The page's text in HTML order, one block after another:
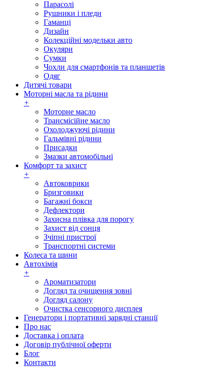
Парасолі
Рушники і пледи
Гаманці
Дизайн
Колекційні модельки авто
Окуляри
Сумки
Чохли для смартфонів та планшетів
Одяг
Дитячі товари
Моторні масла та рідини
+
Моторне масло
Трансмісійне масло
Охолоджуючі рідини
Гальмівні рідини
Присадки
Змазки автомобільні
Комфорт та захист
+
Автоковрики
Бризговики
Багажні бокси
Дефлектори
Захисна плівка для порогу
Захист від сонця
Зчіпні пристрої
Транспортні системи
Колеса та шини
Автохімія
+
Ароматизатори
Догляд та очищення зовні
Догляд салону
Очистка сенсорного дисплея
Генератори і портативні зарядні станції
Про нас
Доставка і оплата
Договір публічної оферти
Блог
Контакти